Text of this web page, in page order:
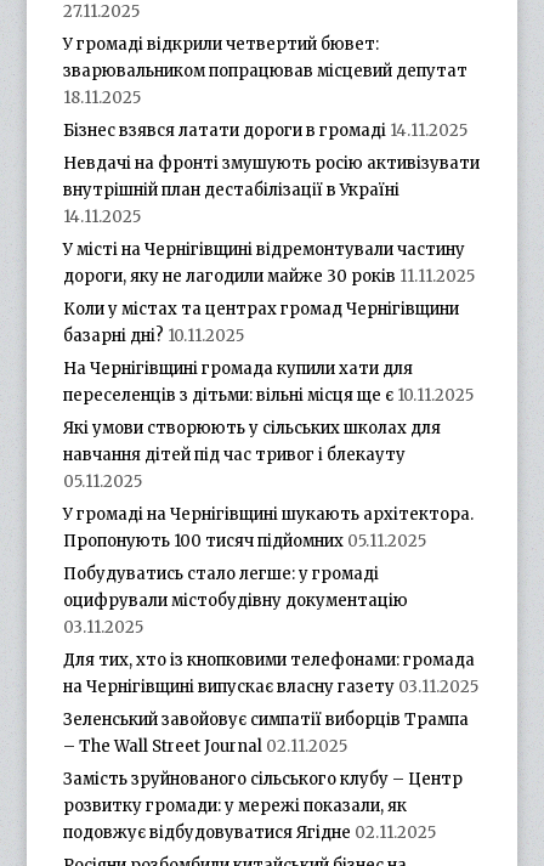
27.11.2025
У громаді відкрили четвертий бювет:
зварювальником попрацював місцевий депутат
18.11.2025
Бізнес взявся латати дороги в громаді 14.11.2025
Невдачі на фронті змушують росію активізувати
внутрішній план дестабілізації в Україні
14.11.2025
У місті на Чернігівщині відремонтували частину
дороги, яку не лагодили майже 30 років 11.11.2025
Коли у містах та центрах громад Чернігівщини
базарні дні? 10.11.2025
На Чернігівщині громада купили хати для
переселенців з дітьми: вільні місця ще є 10.11.2025
Які умови створюють у сільських школах для
навчання дітей під час тривог і блекауту
05.11.2025
У громаді на Чернігівщині шукають архітектора.
Пропонують 100 тисяч підйомних 05.11.2025
Побудуватись стало легше: у громаді
оцифрували містобудівну документацію
03.11.2025
Для тих, хто із кнопковими телефонами: громада
на Чернігівщині випускає власну газету 03.11.2025
Зеленський завойовує симпатії виборців Трампа
– The Wall Street Journal 02.11.2025
Замість зруйнованого сільського клубу – Центр
розвитку громади: у мережі показали, як
подовжує відбудовуватися Ягідне 02.11.2025